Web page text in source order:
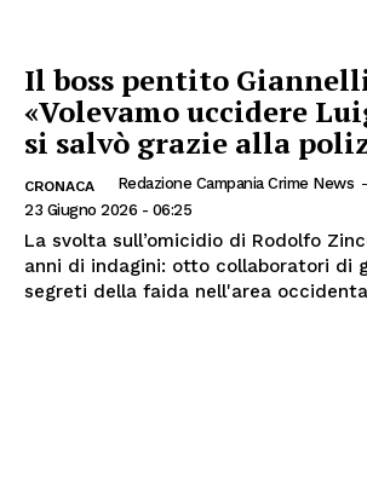
Il boss pentito
«Volevamo uccidere
si salvò grazie alla
CRONACA Redazione Campania Crime News -
23 Giugno 2026 - 06:25
La svolta sull’omicidio di Rodolfo
anni di indagini: otto collaboratori di
segreti della faida nell'area